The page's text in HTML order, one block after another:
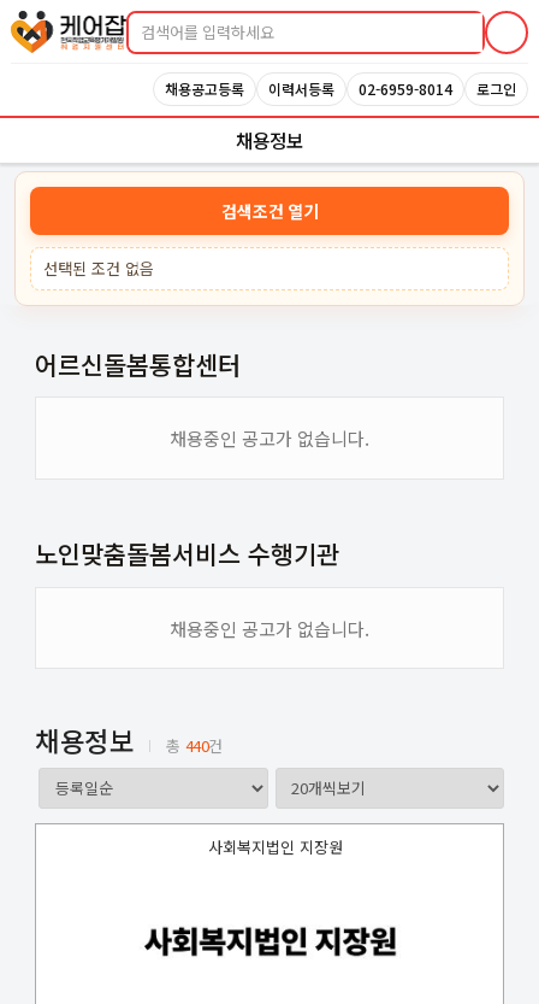
케어잡 공식 취업지원센터
채용공고등록 이력서등록 02-6959-8014 로그인
채용정보
검색조건 열기
선택된 조건 없음
어르신돌봄통합센터
채용중인 공고가 없습니다.
노인맞춤돌봄서비스 수행기관
채용중인 공고가 없습니다.
채용정보 총 440건
사회복지법인 지장원